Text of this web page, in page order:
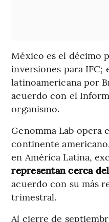
México es el décimo
inversiones para IFC;
latinoamericana por
acuerdo con el
organismo.
Genomma Lab opera
continente
en América Latina,
representan cerca
acuerdo con su más
trimestral.
Al cierre de